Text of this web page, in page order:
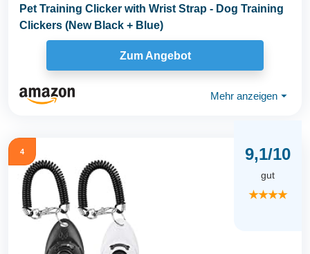
Pet Training Clicker with Wrist Strap - Dog Training
Clickers (New Black + Blue)
Zum Angebot
Mehr anzeigen ⏷
4 9,1/10
gut
★★★★